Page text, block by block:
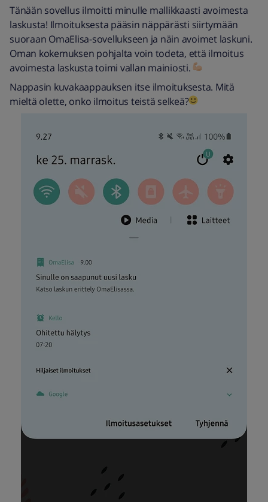
Tänään sovellus ilmoitti minulle mallikkaasti avoimesta
laskusta! Ilmoituksesta pääsin näppärästi siirtymään
suoraan OmaElisa-sovellukseen ja näin avoimet laskuni.
Oman kokemuksen pohjalta voin todeta, että ilmoitus
avoimesta laskusta toimi vallan mainiosti.
Nappasin kuvakaappauksen itse ilmoituksesta. Mitä
mieltä olette, onko ilmoitus teistä selkeä?